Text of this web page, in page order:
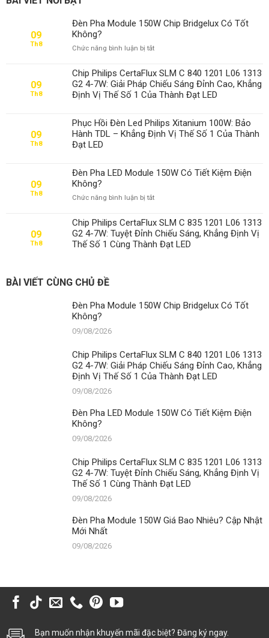
09
Th8
Đèn Pha Module 150W Chip Bridgelux Có Tốt
Không?
Chức năng bình luận bị tắtở
Module
150W
Chip
Có
Tốt
Không?
09
Th8
Chip Philips CertaFlux SLM C 840 1201 L06 1313
G2 4-7W: Giải Pháp Chiếu Sáng Đỉnh Cao, Khẳng
Định Vị Thế Số 1 Của Thành Đạt LED
09
Th8
Phục Hồi Đèn Led Philips Xitanium 100W: Bảo
Hành TDL – Khẳng Định Vị Thế Số 1 Của Thành
Đạt LED
09
Th8
Đèn Pha LED Module 150W Có Tiết Kiệm Điện
Không?
Chức năng bình luận bị tắtở
LED
Module
150W
09
Th8
Chip Philips CertaFlux SLM C 835 1201 L06 1313
G2 4-7W: Tuyệt Đỉnh Chiếu Sáng, Khẳng Định Vị
Thế Số 1 Cùng Thành Đạt LED
BÀI VIẾT CÙNG CHỦ ĐỀ
Đèn Pha Module 150W Chip Bridgelux Có Tốt
Không?
09/08/2026
Chip Philips CertaFlux SLM C 840 1201 L06 1313
G2 4-7W: Giải Pháp Chiếu Sáng Đỉnh Cao, Khẳng
Định Vị Thế Số 1 Của Thành Đạt LED
09/08/2026
Đèn Pha LED Module 150W Có Tiết Kiệm Điện
Không?
09/08/2026
Chip Philips CertaFlux SLM C 835 1201 L06 1313
G2 4-7W: Tuyệt Đỉnh Chiếu Sáng, Khẳng Định Vị
Thế Số 1 Cùng Thành Đạt LED
09/08/2026
Đèn Pha Module 150W Giá Bao Nhiêu? Cập Nhật
Mới Nhất
09/08/2026
Bạn muốn nhận khuyến mãi đặc biệt? Đăng ký ngay.